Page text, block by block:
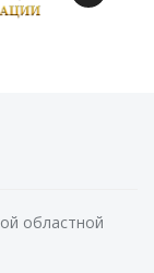
областной